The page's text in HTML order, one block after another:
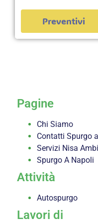
Preventivi
Pagine
Chi Siamo
Contatti Spurgo
Servizi Nisa
Spurgo A Napoli
Attività
Autospurgo
Lavori di